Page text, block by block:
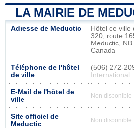
LA MAIRIE DE
Adresse de Meductic
Hôtel de ville
320, route
Meductic, NB
Canada
Téléphone de l'hôtel
de ville
(506) 272-
International:
E-Mail de l'hôtel de
ville
Non disponible
Site officiel de
Meductic
Non disponible